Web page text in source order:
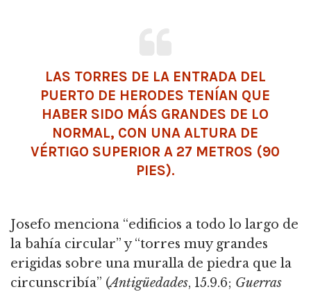
LAS TORRES DE LA ENTRADA DEL
PUERTO DE HERODES TENÍAN QUE
HABER SIDO MÁS GRANDES DE LO
NORMAL, CON UNA ALTURA DE
VÉRTIGO SUPERIOR A 27 METROS (90
PIES).
Josefo menciona “edificios a todo lo largo de
la bahía circular” y “torres muy grandes
erigidas sobre una muralla de piedra que la
circunscribía” (Antigüedades, 15.9.6; Guerras